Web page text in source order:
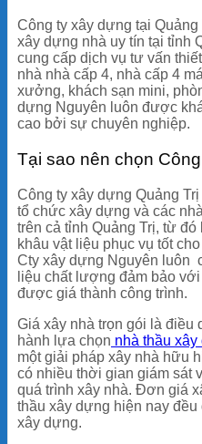
Công ty xây dựng tại
xây dựng nhà uy tín tại tỉnh
cung cấp dịch vụ tư vấn
nhà nhà cấp 4, nhà cấp 4
xưởng, khách sạn mini,
dựng Nguyên luôn được
cao bởi sự chuyên nghiệp.
Tại sao nên chọn
Công ty xây dựng Quảng Trị
tổ chức xây dựng và các
trên cả tỉnh Quảng Trị, từ đó
khâu vật liệu phục vụ tốt
Cty xây dựng Nguyên luôn
liệu chất lượng đảm bảo
được giá thành công trình.
Giá xây nhà trọn gói là điều
hành lựa chọn nhà thầu xây
một giải pháp xây nhà hữu
có nhiều thời gian giám sát
quá trình xây nhà. Đơn giá
thầu xây dựng hiện nay
xây dựng.